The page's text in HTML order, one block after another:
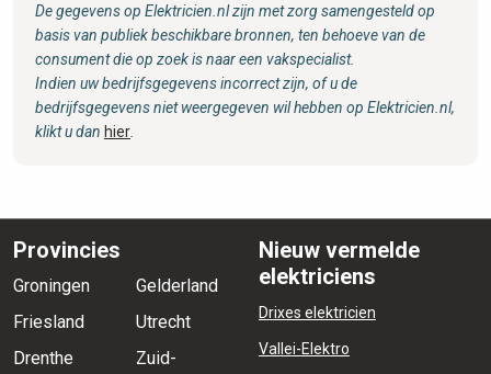
De gegevens op Elektricien.nl zijn met zorg samengesteld op
basis van publiek beschikbare bronnen, ten behoeve van de
consument die op zoek is naar een vakspecialist.
Indien uw bedrijfsgegevens incorrect zijn, of u de
bedrijfsgegevens niet weergegeven wil hebben op Elektricien.nl,
klikt u dan hier
Provincies
Groningen
Friesland
Drenthe
Gelderland
Utrecht
Zuid-
Nieuw vermelde
elektriciens
Drixes elektricien
Vallei-Elektro